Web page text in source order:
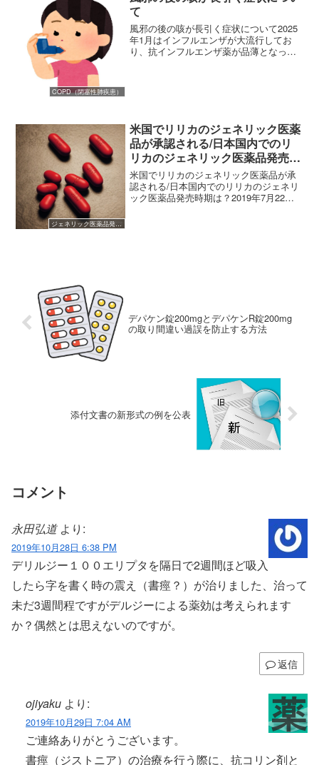
COPD（閉塞性肺疾患）
て
風邪の後の咳が長引く症状について2025
年1月はインフルエンザが大流行してお
り、抗インフルエンザ薬が品薄となって
米国でリリカのジェネリック医薬
品が承認される/日本国内でのリ
リカのジェネリック医薬品発売時
期は？
米国でリリカのジェネリック医薬品が承
認される/日本国内でのリリカのジェネリ
ック医薬品発売時期は？2019年7月22
デパケン錠200mgとデパケンR錠200mg
の取り間違い過誤を防止する方法
添付文書の新形式の例を公表
コメント
永田弘道 より:
2019年10月28日 6:38 PM
デリルジー１００エリプタを隔日で2週間ほど吸入
したら字を書く時の震え（書痙？）が治りました、治って
未だ3週間程ですがデルジーによる薬効は考えられます
か？偶然とは思えないのですが。
返信
ojiyaku より:
2019年10月29日 7:04 AM
ご連絡ありがとうございます。
書痙（ジストニア）の治療を行う際に、抗コリン剤と